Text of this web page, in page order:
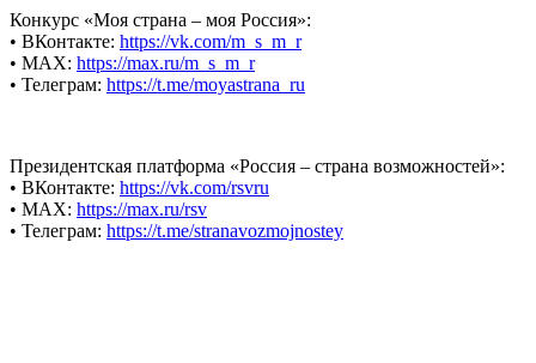
Конкурс «Моя страна – моя Россия»:
• ВКонтакте: https://vk.com/m_s_m_r
• MAX: https://max.ru/m_s_m_r
• Телеграм: https://t.me/moyastrana_ru
Президентская платформа «Россия – страна возможностей»:
• ВКонтакте: https://vk.com/rsvru
• MAX: https://max.ru/rsv
• Телеграм: https://t.me/stranavozmojnostey